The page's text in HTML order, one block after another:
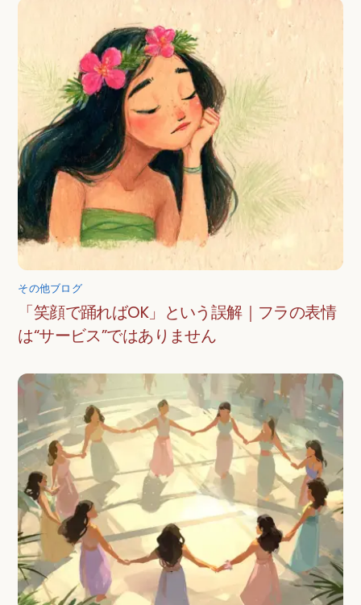
その他ブログ
「笑顔で踊ればOK」という誤解｜フラの表情
は“サービス”ではありません